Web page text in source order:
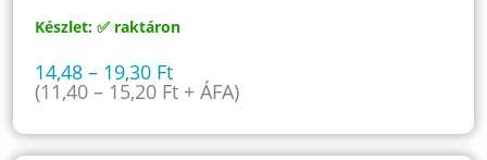
Készlet: ✅ raktáron
14,48– 19,30 Ft
(11,40– 15,20 Ft + ÁFA)